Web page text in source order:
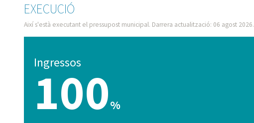
EXECUCIÓ
Així s'està executant el pressupost municipal. Darrera actualització: 06 agost 2026.
Ingressos
100%